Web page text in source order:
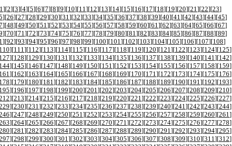
1 ][2][3][4][5][6][7][8][9][10][11 ][12][13][14][15][16][17][18][19][20][21 ][22][23]
][26][27][28][29][30][31 ][32][33][34][35][36][37][38][39][40][41 ][42][43][44][45]
][48][49][50][51 ][52][53][54][55][56][57][58][59][60][61 ][62][63][64][65][66][67]
][70][71 ][72][73][74][75][76][77][78][79][80][81 ][82][83][84][85][86][87][88][89]
][92][93][94][95][96][97][98][99][100][101 ][102][103][104][105][106][107][108]
110][111 ][112][113][114][115][116][117][118][119][120][121 ][122][123][124][125]
127][128][129][130][131 ][132][133][134][135][136][137][138][139][140][141 ][142]
144][145][146][147][148][149][150][151 ][152][153][154][155][156][157][158][159]
161 ][162][163][164][165][166][167][168][169][170][171 ][172][173][174][175][176]
178][179][180][181 ][182][183][184][185][186][187][188][189][190][191 ][192][193]
195][196][197][198][199][200][201 ][202][203][204][205][206][207][208][209][210]
][213][214][215][216][217][218][219][220][221 ][222][223][224][225][226][227]
][230][231 ][232][233][234][235][236][237][238][239][240][241 ][242][243][244]
][247][248][249][250][251 ][252][253][254][255][256][257][258][259][260][261 ]
][264][265][266][267][268][269][270][271 ][272][273][274][275][276][277][278]
][281 ][282][283][284][285][286][287][288][289][290][291 ][292][293][294][295]
][298][299][300][301 ][302][303][304][305][306][307][308][309][310][311 ][312]